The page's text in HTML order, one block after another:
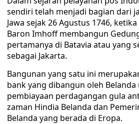
sendiri telah menjadi bagian dari
Jawa sejak 26 Agustus 1746,
Baron Imhoff membangun
pertamanya di Batavia atau yang
sebagai Jakarta.
Bangunan yang satu ini
bank yang dibangun oleh
pembiayaan perdagangan gula
zaman Hindia Belanda dan
Belanda yang berada di Eropa.